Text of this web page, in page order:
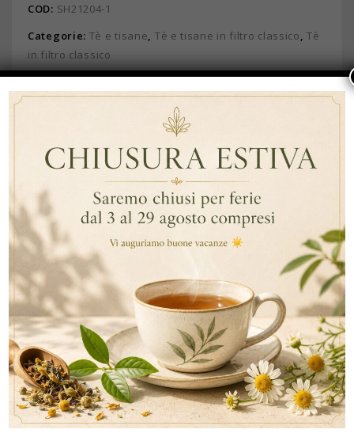
COD: SH21204-1
Categorie: Tè e tisane, Tè e tisane in filtro classico,Tè
in filtro classico
Brand:Ship
DESCRIZIONE
INFORMAZIONI AGGIUNTIVE
DESCRIZIONE